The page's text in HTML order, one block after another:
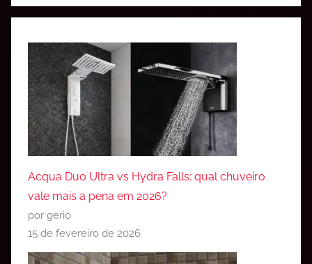
Acqua Duo Ultra vs Hydra Falls: qual chuveiro
vale mais a pena em 2026?
por gerio
15 de fevereiro de 2026